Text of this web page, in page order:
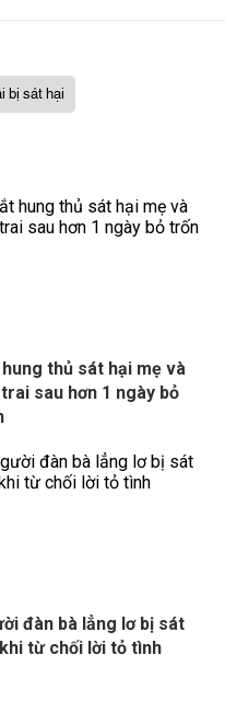
bị sát hại
thủ sát hại mẹ và
sau hơn 1 ngày bỏ
đàn bà lẳng lơ bị sát
từ chối lời tỏ tình